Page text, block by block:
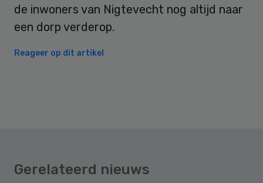
de inwoners van Nigtevecht nog altijd naar
een dorp verderop.
Reageer op dit artikel
Gerelateerd nieuws